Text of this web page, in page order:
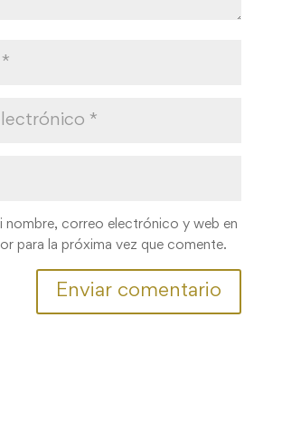
nombre, correo electrónico y web en
para la próxima vez que comente.